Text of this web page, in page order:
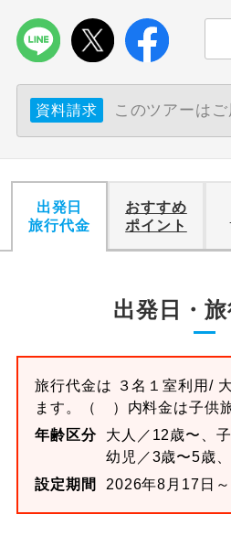
資料請求 このツアーは
出発日
旅行代金
おすすめ
ポイント
出発日・
旅行代金は ３名１室利用/
ます。
（ ）内料金は子供
年齢区分
大人／12歳〜、
幼児／3歳〜5歳
設定期間
2026年8月17日
ス2席利用
す。